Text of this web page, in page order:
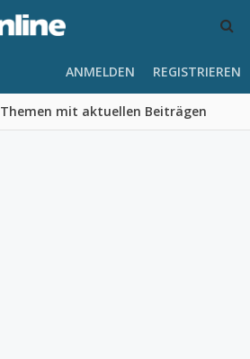
Themen mit aktuellen Beiträgen
ANMELDEN REGISTRIEREN